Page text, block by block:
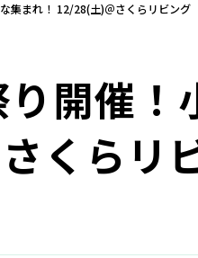
集まれ！ 12/28(土)＠さくらリビング
開催！
くらリ